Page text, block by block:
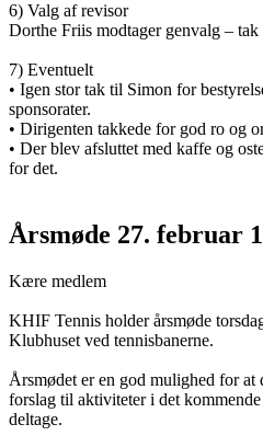
6) Valg af revisor
Dorthe Friis modtager genvalg – tak
7) Eventuelt
• Igen stor tak til Simon for
sponsorater.
• Dirigenten takkede for god ro og
• Der blev afsluttet med kaffe og
for det.
Årsmøde 27. februar
Kære medlem
KHIF Tennis holder årsmøde
Klubhuset ved tennisbanerne.
Årsmødet er en god mulighed for at
forslag til aktiviteter i det
deltage.